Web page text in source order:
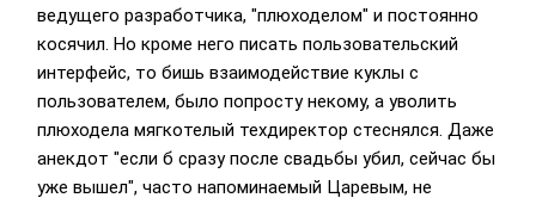
ведущего разработчика, "плюходелом" и постоянно
косячил. Но кроме него писать пользовательский
интерфейс, то бишь взаимодействие куклы с
пользователем, было попросту некому, а уволить
плюходела мягкотелый техдиректор стеснялся. Даже
анекдот "если б сразу после свадьбы убил, сейчас бы
уже вышел", часто напоминаемый Царевым, не